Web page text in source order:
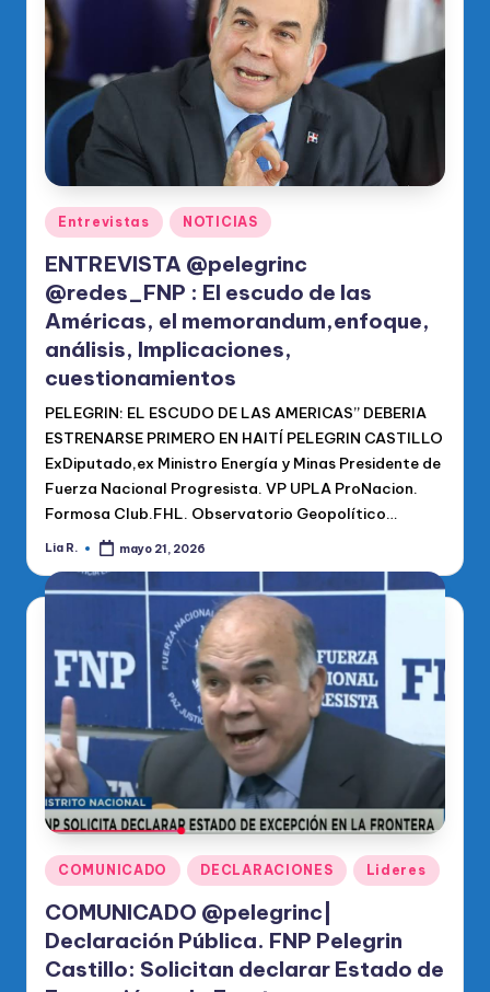
di
c
o
O
fi
ci
al
d
el
P
R
M
Publicado
en
Entrevistas NOTICIAS
ENTREVISTA @pelegrinc
@redes_FNP : El escudo de las
Américas, el memorandum,enfoque,
análisis, Implicaciones,
cuestionamientos
PELEGRIN: EL ESCUDO DE LAS AMERICAS” DEBERIA
ESTRENARSE PRIMERO EN HAITÍ PELEGRIN CASTILLO
ExDiputado,ex Ministro Energía y Minas Presidente de
Fuerza Nacional Progresista. VP UPLA ProNacion.
Formosa Club.FHL. Observatorio Geopolítico…
Publicado
Lia R. mayo 21, 2026
Publicado
en
COMUNICADO DECLARACIONES Lideres
COMUNICADO @pelegrinc|
Declaración Pública. FNP Pelegrin
Castillo: Solicitan declarar Estado de